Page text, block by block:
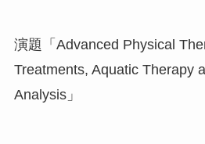
演題「Advanced Physical
Treatments, Aquatic Therapy
Analysis」